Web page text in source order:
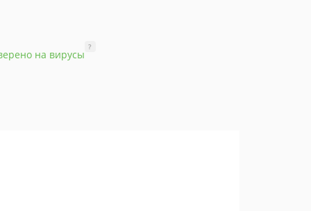
на вирусы
?